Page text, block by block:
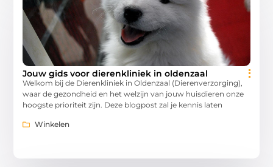
Jouw gids voor dierenkliniek in oldenzaal
Welkom bij de Dierenkliniek in Oldenzaal (Dierenverzorging),
waar de gezondheid en het welzijn van jouw huisdieren onze
hoogste prioriteit zijn. Deze blogpost zal je kennis laten
Winkelen